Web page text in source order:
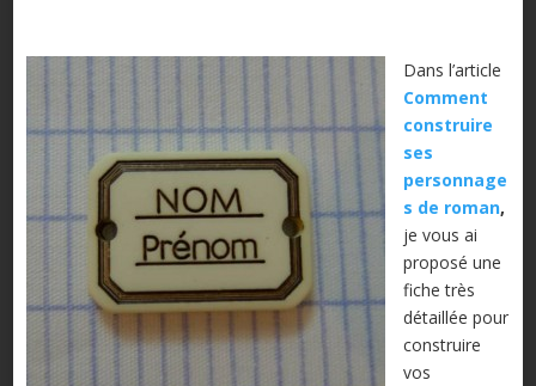
Dans l’article
Comment
construire
ses
personnage
s de roman,
je vous ai
proposé une
fiche très
détaillée pour
construire
vos